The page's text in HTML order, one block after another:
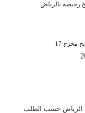
رخيصة بالرياض
مخرج 17
الرياض حسب الطلب